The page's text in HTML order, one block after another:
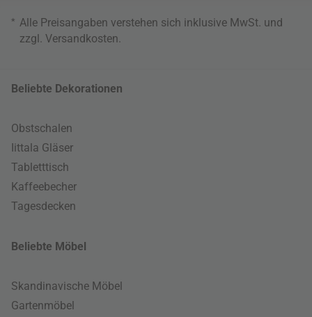
* Alle Preisangaben verstehen sich inklusive MwSt. und
zzgl. Versandkosten
Beliebte Dekorationen
Obstschalen
Iittala Gläser
Tabletttisch
Kaffeebecher
Tagesdecken
Beliebte Möbel
Skandinavische Möbel
Gartenmöbel